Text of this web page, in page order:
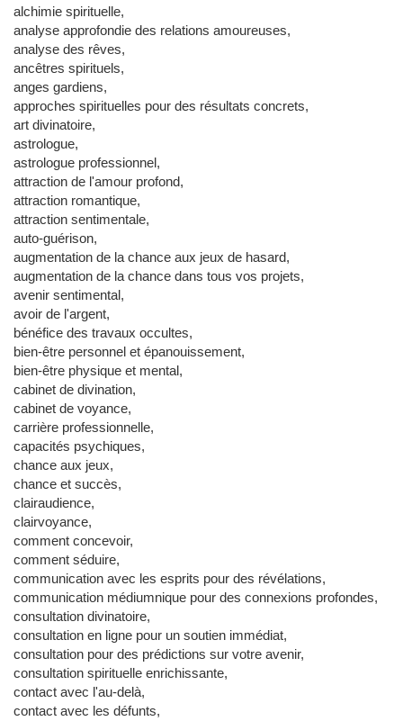
alchimie spirituelle,
analyse approfondie des relations amoureuses,
analyse des rêves,
ancêtres spirituels,
anges gardiens,
approches spirituelles pour des résultats concrets,
art divinatoire,
astrologue,
astrologue professionnel,
attraction de l'amour profond,
attraction romantique,
attraction sentimentale,
auto-guérison,
augmentation de la chance aux jeux de hasard,
augmentation de la chance dans tous vos projets,
avenir sentimental,
avoir de l'argent,
bénéfice des travaux occultes,
bien-être personnel et épanouissement,
bien-être physique et mental,
cabinet de divination,
cabinet de voyance,
carrière professionnelle,
capacités psychiques,
chance aux jeux,
chance et succès,
clairaudience,
clairvoyance,
comment concevoir,
comment séduire,
communication avec les esprits pour des révélations,
communication médiumnique pour des connexions profondes,
consultation divinatoire,
consultation en ligne pour un soutien immédiat,
consultation pour des prédictions sur votre avenir,
consultation spirituelle enrichissante,
contact avec l'au-delà,
contact avec les défunts,